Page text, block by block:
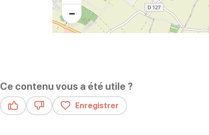
Ce contenu vous a été utile ?
Enregistrer